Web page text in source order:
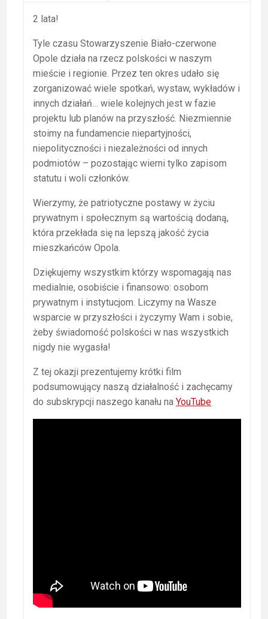
2 lata!
Tyle czasu Stowarzyszenie Biało-czerwone
Opole działa na rzecz polskości w naszym
mieście i regionie. Przez ten okres udało się
zorganizować wiele spotkań, wystaw, wykładów i
innych działań… wiele kolejnych jest w fazie
projektu lub planów na przyszłość. Niezmiennie
stoimy na fundamencie niepartyjności,
niepolityczności i niezależności od innych
podmiotów – pozostając wierni tylko zapisom
statutu i woli członków.
Wierzymy, że patriotyczne postawy w życiu
prywatnym i społecznym są wartością dodaną,
która przekłada się na lepszą jakość życia
mieszkańców Opola.
Dziękujemy wszystkim którzy wspomagają nas
medialnie, osobiście i finansowo: osobom
prywatnym i instytucjom. Liczymy na Wasze
wsparcie w przyszłości i życzymy Wam i sobie,
żeby świadomość polskości w nas wszystkich
nigdy nie wygasła!
Z tej okazji prezentujemy krótki film
podsumowujący naszą działalność i zachęcamy
do subskrypcji naszego kanału na YouTube